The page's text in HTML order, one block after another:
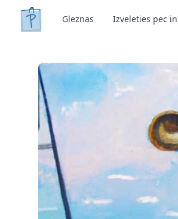
Gleznas Izveleties pec